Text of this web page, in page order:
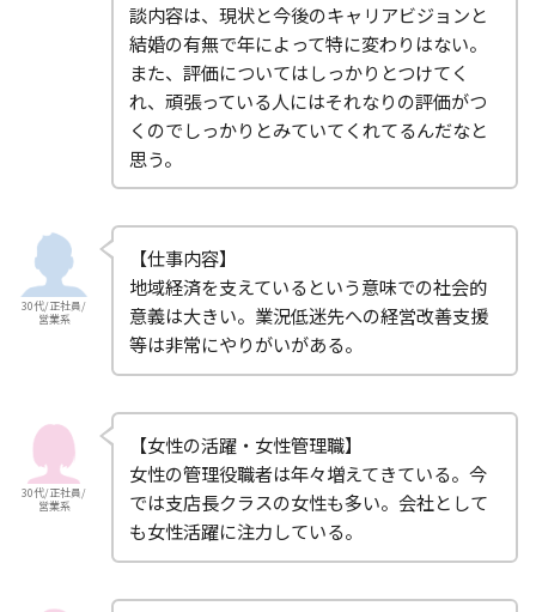
談内容は、現状と今後のキャリアビジョンと
結婚の有無で年によって特に変わりはない。
また、評価についてはしっかりとつけてく
れ、頑張っている人にはそれなりの評価がつ
くのでしっかりとみていてくれてるんだなと
思う。
30代/正社員/
営業系
【仕事内容】
地域経済を支えているという意味での社会的
意義は大きい。業況低迷先への経営改善支援
等は非常にやりがいがある。
30代/正社員/
営業系
【女性の活躍・女性管理職】
女性の管理役職者は年々増えてきている。今
では支店長クラスの女性も多い。会社として
も女性活躍に注力している。